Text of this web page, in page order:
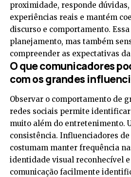
proximidade, responde
experiências reais e mantém
discurso e comportamento.
planejamento, mas também
compreender as expectativas
O que comunicadores
com os grandes
Observar o comportamento de
redes sociais permite
muito além do entretenimento.
consistência. Influenciadores
costumam manter frequência
identidade visual reconhecível
comunicação facilmente